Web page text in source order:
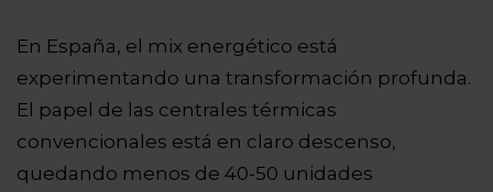
En España, el mix energético está
experimentando una transformación profunda.
El papel de las centrales térmicas
convencionales está en claro descenso,
quedando menos de 40-50 unidades